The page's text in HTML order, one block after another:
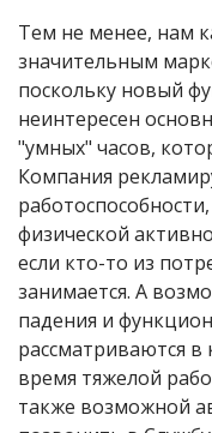
Тем не менее, нам
значительным
поскольку новый
неинтересен
"умных" часов,
Компания
физической
если кто-то из
занимается. А
падения и
рассматриваются в
время тяжелой
также возможной